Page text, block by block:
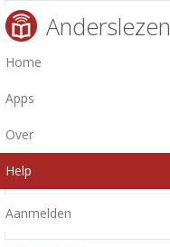
Anderslezen
Home
Apps
Over
Help
Aanmelden